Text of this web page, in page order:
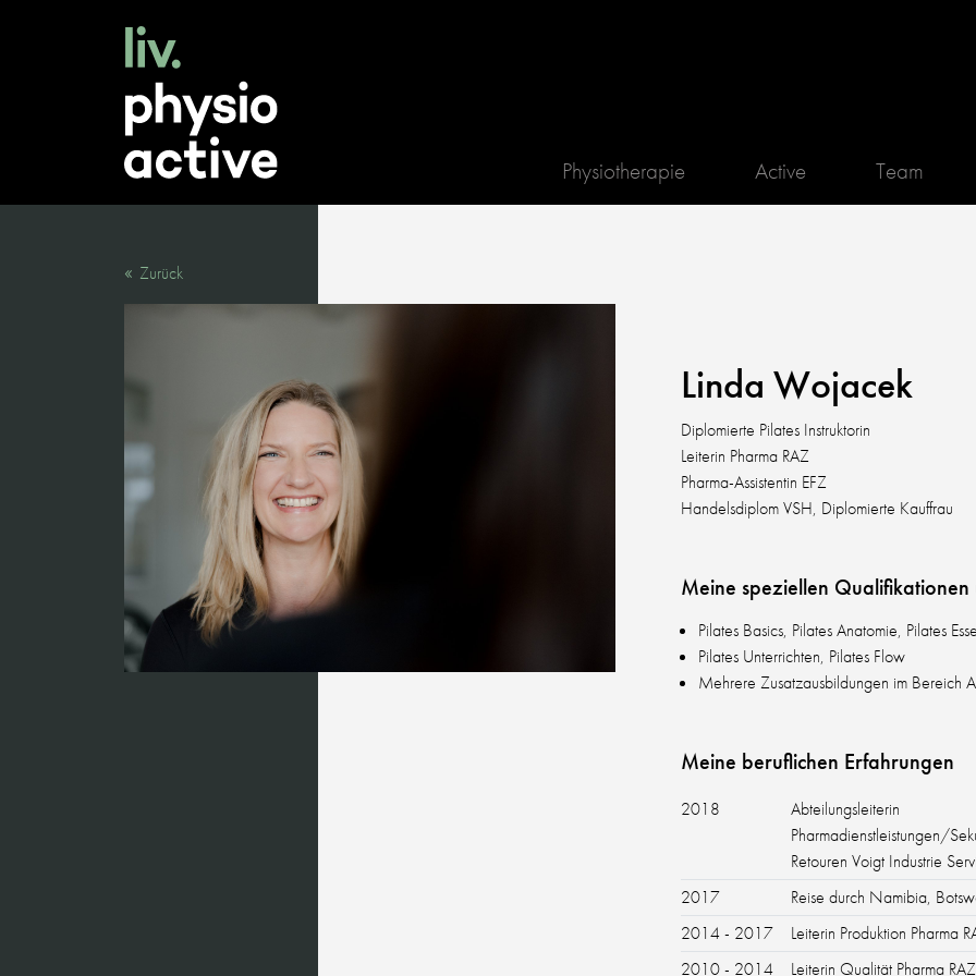
Physiotherapie Active Team
Zurück
Linda Wojacek
Diplomierte Pilates Instruktorin
Leiterin Pharma RAZ
Pharma-Assistentin EFZ
Handelsdiplom VSH, Diplomierte Kauffrau
Meine speziellen
Pilates Basics, Pilates Anatomie, Pilates
Pilates Unterrichten, Pilates Flow
Mehrere Zusatzausbildungen im Bereich
Meine beruflichen Erfahrungen
2018
Abteilungsleiterin
Pharmadienstleistungen/
Retouren Voigt Industrie
2017
Reise durch Namibia,
2014 - 2017
Leiterin Produktion Pharma
2010 - 2014
Leiterin Qualität Pharma